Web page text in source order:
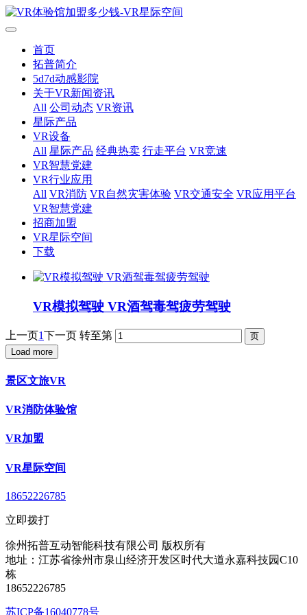
首页
拓普简介
5d7d动感影院
关于VR新闻资讯
All 公司动态 VR资讯
星际产品
VR设备
All 星际产品 经典热卖 行走平台 VR竞速
VR智慧党建
VR行业应用
All VR消防 VR自然灾害体验 VR交通安全 VR应用平台
VR智慧党建
招商加盟
VR星际空间
下载
VR模拟驾驶 VR酒驾毒驾疲劳驾驶
上一页1下一页 转至第
Load more
景区文旅VR
VR消防体验馆
VR加盟
VR星际空间
18652226785
立即拨打
徐州拓普互动智能科技有限公司 版权所有
地址：江苏省徐州市泉山经济开发区时代大道永嘉科技园C10
栋
18652226785
苏ICP备16040778号